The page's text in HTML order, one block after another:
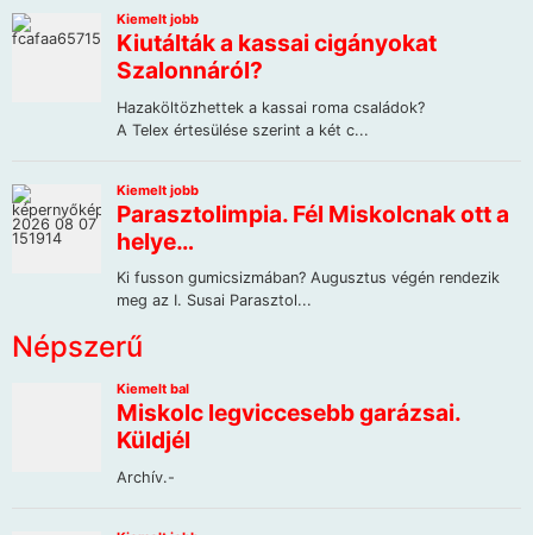
Népszerű